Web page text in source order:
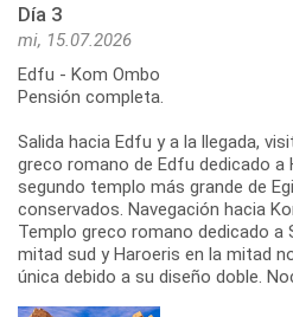
Día 3
mi, 15.07.2026
Edfu - Kom Ombo
Pensión completa.
Salida hacia Edfu y a la llegada,
greco romano de Edfu dedicado a
segundo templo más grande de
conservados. Navegación hacia
Templo greco romano dedicado a
mitad sud y Haroeris en la mitad
única debido a su diseño doble.